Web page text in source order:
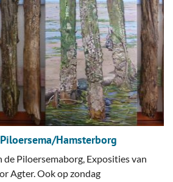
Hamsterborg
de Piloersemaborg, Exposities van
Agter. Ook op zondag